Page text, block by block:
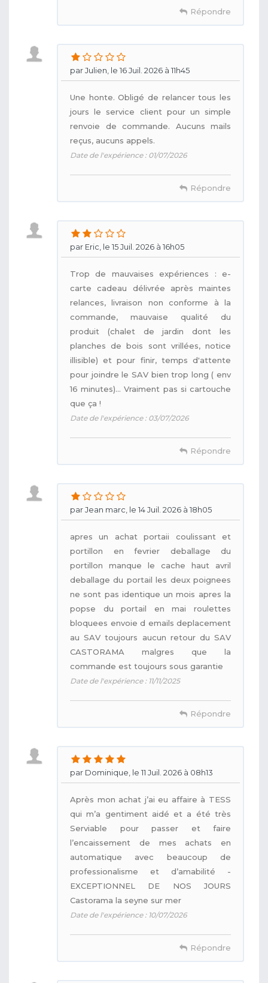
Répondre
par Julien, le 16 Juil. 2026 à 11h45
Une honte. Obligé de relancer tous les
jours le service client pour un simple
renvoie de commande. Aucuns mails
reçus, aucuns appels.
Date de l'expérience : 01/07/2026
Répondre
par Eric, le 15 Juil. 2026 à 16h05
Trop de mauvaises expériences : e-
carte cadeau délivrée après maintes
relances, livraison non conforme à la
commande, mauvaise qualité du
produit (chalet de jardin dont les
planches de bois sont vrillées, notice
illisible) et pour finir, temps d'attente
pour joindre le SAV bien trop long ( env
16 minutes)... Vraiment pas si cartouche
que ça !
Date de l'expérience : 03/07/2026
Répondre
par Jean marc, le 14 Juil. 2026 à 18h05
apres un achat portaii coulissant et
portillon en fevrier deballage du
portillon manque le cache haut avril
deballage du portail les deux poignees
ne sont pas identique un mois apres la
popse du portail en mai roulettes
bloquees envoie d emails deplacement
au SAV toujours aucun retour du SAV
CASTORAMA malgres que la
commande est toujours sous garantie
Date de l'expérience : 11/11/2025
Répondre
par Dominique, le 11 Juil. 2026 à 08h13
Après mon achat j’ai eu affaire à TESS
qui m’a gentiment aidé et a été très
Serviable pour passer et faire
l’encaissement de mes achats en
automatique avec beaucoup de
professionalisme et d’amabilité -
EXCEPTIONNEL DE NOS JOURS
Castorama la seyne sur mer
Date de l'expérience : 10/07/2026
Répondre